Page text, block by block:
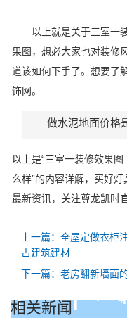
以上就是关于三室一
果图，想必大家也对装修
道该如何下手了。想要了
饰网。
做水泥地面价格
以上是“三室一装修效果
么样”的内容详解，买好
最新资讯，关注尊龙凯时
上一篇：全屋定做衣柜
古建筑建材
下一篇：老房翻新墙面
相关新闻